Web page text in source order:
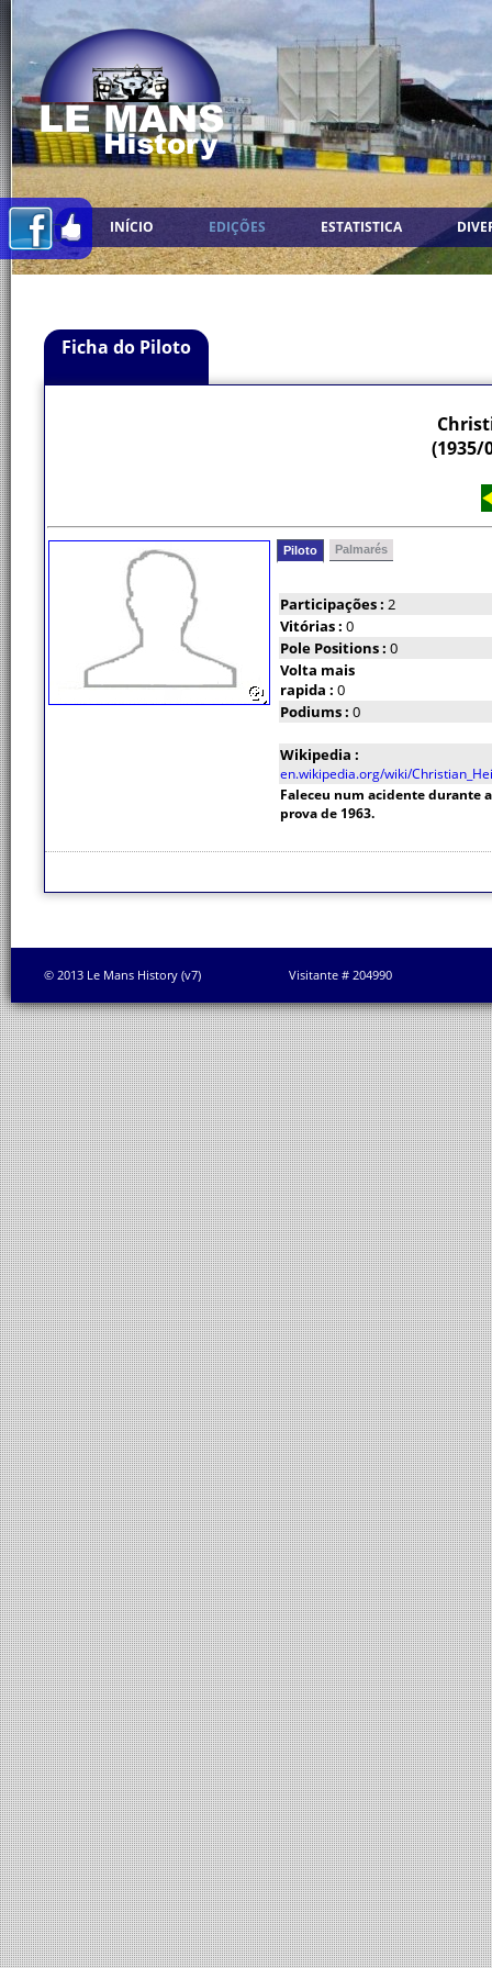
INÍCIO EDIÇÕES ESTATISTICA
Ficha do Piloto
(1935/
Piloto Palmarés
Participações : 2
Vitórias : 0
Pole Positions : 0
Volta mais
rapida : 0
Podiums : 0
Wikipedia :
en.wikipedia.org/wiki/
Faleceu num acidente durante a
prova de 1963.
© 2013 Le Mans History (v7) Visitante # 204990